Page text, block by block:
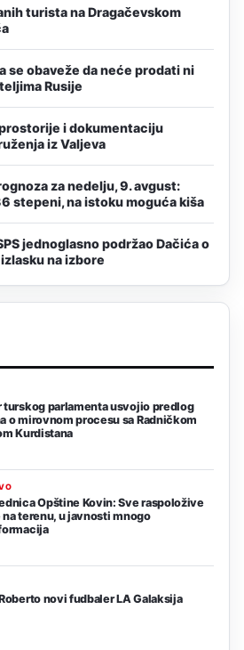
turista na Dragačevskom
se obaveže da neće prodati ni
Rusije
i dokumentaciju
iz Valjeva
za nedelju, 9. avgust:
stepeni, na istoku moguća kiša
jednoglasno podržao Dačića o
na izbore
turskog parlamenta usvojio predlog
o mirovnom procesu sa Radničkom
Kurdistana
Opštine Kovin: Sve raspoložive
na terenu, u javnosti mnogo
novi fudbaler LA Galaksija